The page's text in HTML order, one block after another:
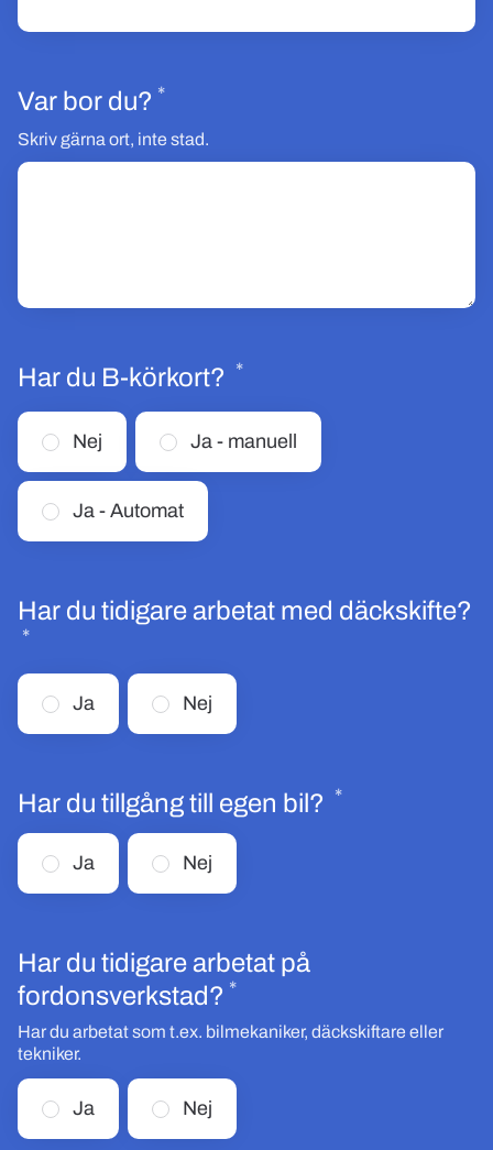
Var bor du? *Obligatoriskt
Skriv gärna ort, inte stad.
Har du B-körkort? *Obligatoriskt
Nej Ja - manuell
Ja - Automat
Har du tidigare arbetat med däckskifte?
*Obligatoriskt
Ja Nej
Har du tillgång till egen bil? *Obligatoriskt
Ja Nej
Har du tidigare arbetat på
fordonsverkstad? *Obligatoriskt
Har du arbetat som t.ex. bilmekaniker, däckskiftare eller
tekniker.
Ja Nej